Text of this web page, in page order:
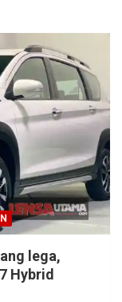
lega,
Hybrid